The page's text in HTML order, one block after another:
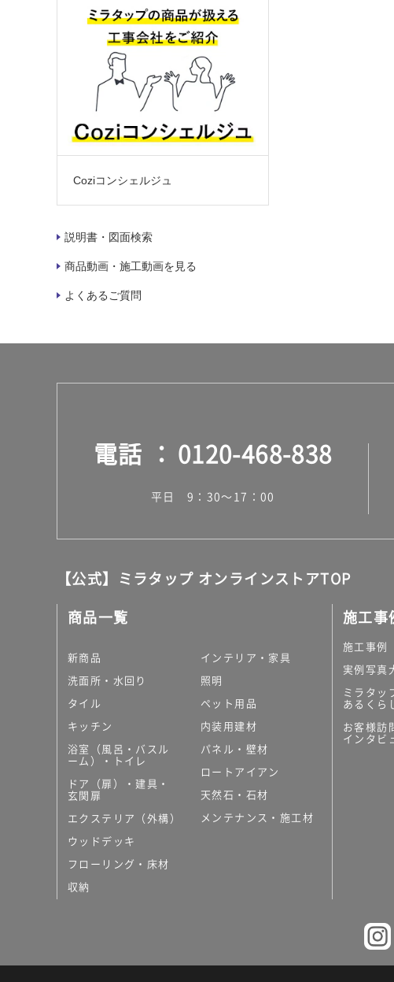
Coziコンシェルジュ
説明書・図面検索
商品動画・施工動画を見る
よくあるご質問
電話 0120-468-838
平日 9：30～17：00
【公式】ミラタップ オンラインストアTOP
商品一覧
新商品
洗面所・水回り
タイル
キッチン
浴室（風呂・バスル
ーム）・トイレ
ドア（扉）・建具・
玄関扉
エクステリア（外構）
ウッドデッキ
フローリング・床材
収納
インテリア・家具
照明
ペット用品
内装用建材
パネル・壁材
ロートアイアン
天然石・石材
メンテナンス・施工材
施工事
施工事例
実例写真
ミラタッ
あるくら
お客様訪
インタビ